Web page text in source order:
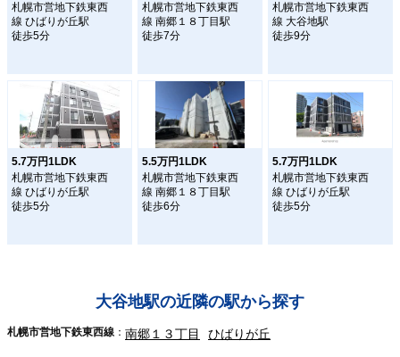
札幌市営地下鉄東西
線 ひばりが丘駅
徒歩5分
札幌市営地下鉄東西
線 南郷１８丁目駅
徒歩7分
札幌市営地下鉄東西
線 大谷地駅
徒歩9分
5.7万円1LDK
札幌市営地下鉄東西
線 ひばりが丘駅
徒歩5分
5.5万円1LDK
札幌市営地下鉄東西
線 南郷１８丁目駅
徒歩6分
5.7万円1LDK
札幌市営地下鉄東西
線 ひばりが丘駅
徒歩5分
大谷地駅の近隣の駅から探す
札幌市営地下鉄東西線 南郷１３丁目 ひばりが丘